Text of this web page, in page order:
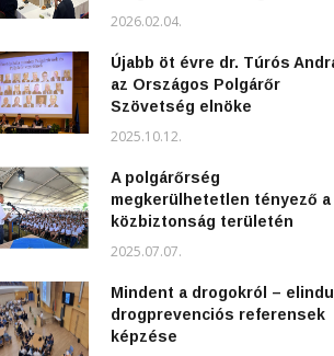
2026.02.04.
Újabb öt évre dr. Túrós
az Országos Polgárőr
Szövetség elnöke
2025.10.12.
A polgárőrség
megkerülhetetlen tényező a
közbiztonság területén
2025.07.07.
Mindent a drogokról –
drogprevenciós referensek
képzése